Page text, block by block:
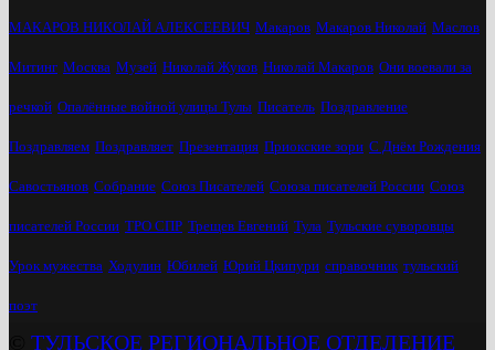
МАКАРОВ НИКОЛАЙ АЛЕКСЕЕВИЧ Макаров Макаров Николай Маслов
Митинг Москва Музей Николай Жуков Николай Макаров Они воевали за
речкой Опалённые войной улицы Тулы Писатель Поздравление
Поздравляем Поздравляет Презентация Приокские зори С Днём Рождения
Савостьянов Собрание Союз Писателей Союза писателей России Союз
писателей России ТРО СПР Трещев Евгений Тула Тульские суворовцы
Урок мужества Ходулин Юбилей Юрий Цкипури справочник тульский
поэт
ТУЛЬСКОЕ РЕГИОНАЛЬНОЕ ОТДЕЛЕНИЕ